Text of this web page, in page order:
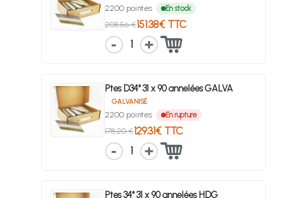
2200 pointes En stock
208.56 €151.38€ TTC
1
Ptes D34° 31 x 90 annelées GALVA
GALVANISÉ
2200 pointes En rupture
178.20 €129.31€ TTC
1
Ptes 34° 31 x 90 annelées HDG